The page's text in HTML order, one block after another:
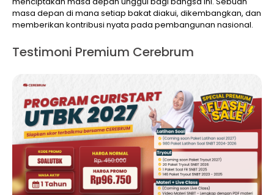
masa depan di mana setiap bakat diakui, dikembangkan, dan
memberikan kontribusi nyata pada pembangunan nasional.
Testimoni Premium Cerebrum